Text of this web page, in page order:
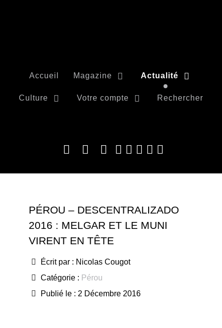
Accueil Magazine Actualité
Culture Votre compte Rechercher
PÉROU – DESCENTRALIZADO
2016 : MELGAR ET LE MUNI
VIRENT EN TÊTE
Écrit par : Nicolas Cougot
Catégorie : Pérou
Publié le : 2 Décembre 2016